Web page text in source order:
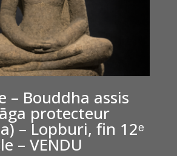
– Bouddha assis
protecteur
– Lopburi, fin 12ᵉ
– VENDU